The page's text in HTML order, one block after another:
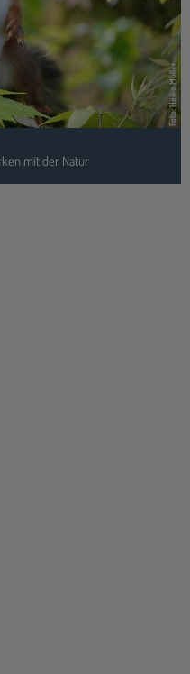
Foto: Heike Müller
mit der Natur